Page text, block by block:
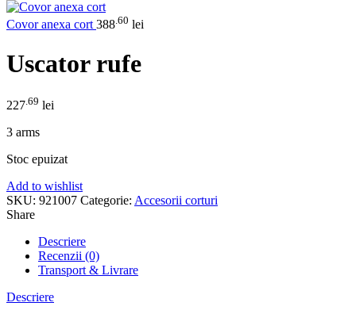
Covor anexa cort 388 .60 lei
Uscator rufe
227.69 lei
3 arms
Stoc epuizat
Add to wishlist
SKU: 921007 Categorie: Accesorii corturi
Share
Descriere
Recenzii (0)
Transport & Livrare
Descriere